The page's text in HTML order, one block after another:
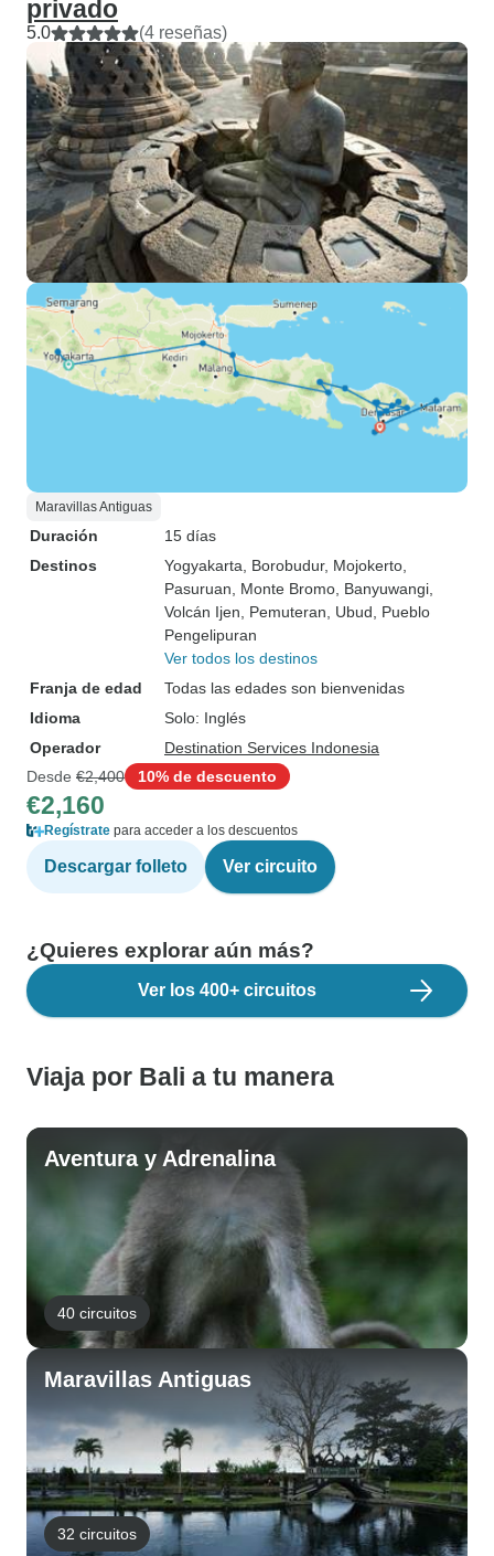
privado
5.0 (4 reseñas)
Maravillas Antiguas
Duración
15 días
Destinos
Yogyakarta , Borobudur, Mojokerto
Pasuruan , Monte Bromo , Banyuwangi
Volcán Ijen , Pemuteran , Ubud , Pueblo
Pengelipuran
Ver todos los destinos
Franja de edad
Todas las edades son bienvenidas
Idioma
Solo: Inglés
Operador
Destination Services Indonesia
Desde €2,400 10% de descuento
€2,160
Regístrate para acceder a los descuentos
Descargar folleto Ver circuito
¿Quieres explorar aún más?
Ver los 400+ circuitos
Viaja por Bali a tu manera
Aventura y Adrenalina
40 circuitos
Maravillas Antiguas
32 circuitos